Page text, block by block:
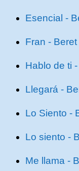
Esencial -
Fran - Beret
Hablo de ti
Llegará -
Lo Siento -
Lo siento -
Me llama -